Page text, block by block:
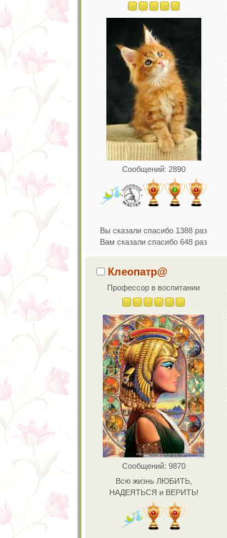
Сообщений: 2890
Вы сказали спасибо 1388 раз
Вам сказали спасибо 648 раз
Клеопатр@
Профессор в воспитании
Сообщений: 9870
Всю жизнь ЛЮБИТЬ,
НАДЕЯТЬСЯ и ВЕРИТЬ!